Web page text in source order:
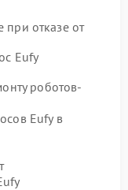
при отказе от
Eufy
роботов-
Eufy в